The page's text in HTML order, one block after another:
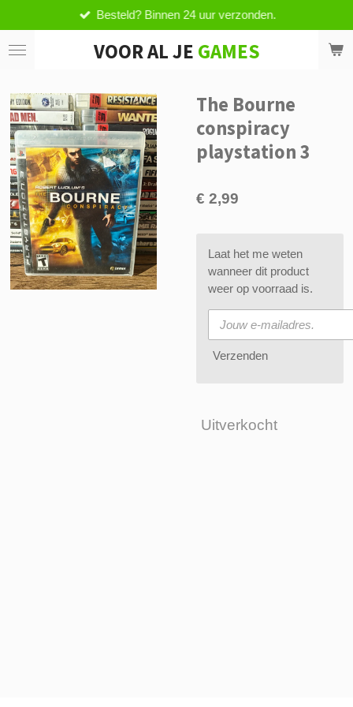
direct
naar
VOOR AL JE GAMES
Besteld? Binnen 24 uur verzonden.
The Bourne
conspiracy
playstation 3
€ 2,99
Laat het me weten
wanneer dit product
weer op voorraad is.
Verzenden
Uitverkocht